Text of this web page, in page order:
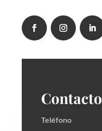
Contacto
Teléfono